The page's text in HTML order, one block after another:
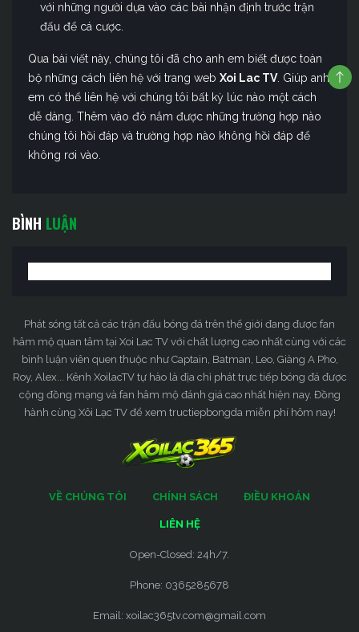
với những người dựa vào các bài nhận định trước trận
đấu để cá cược.
Qua bài viết này, chúng tôi đã cho anh em biết được toàn
bộ những cách liên hệ với trang web Xoi Lac TV. Giúp anh
em có thể liên hệ với chúng tôi bất kỳ lúc nào một cách
dễ dàng. Thêm vào đó nắm được những trường hợp nào
chúng tôi hồi đáp và trường hợp nào không hồi đáp để
không rơi vào.
BÌNH LUẬN
Phát sóng tất cả các trận đấu bóng đá trên thế giới đang được fan
hâm mộ quan tâm tại Xoi Lac TV với chất lượng cao nhất cùng với các
bình luận viên quen thuộc như Captain, Batman, Leo, Giàng A Pho,
Roy, Alex... Kênh XoilacTV tự hào là địa chỉ phát trực tiếp bóng đá được
cộng đồng mạng và fan hâm mộ đánh giá cao nhất hiện nay. Đồng
hành cùng Xôi Lạc TV để xem tructiepbongda miễn phí hôm nay!
VỀ CHÚNG TÔI CHÍNH SÁCH ĐIỀU KHOẢN
LIÊN HỆ
Open-Closed: 24h/7.
Phone: 0365285678
Email: xoilac365tv.com@gmail.com